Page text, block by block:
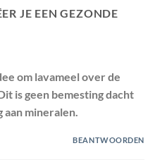
JE EEN GEZONDE
om lavameel over de
is geen bemesting dacht
mineralen.
BEANTWOORDEN